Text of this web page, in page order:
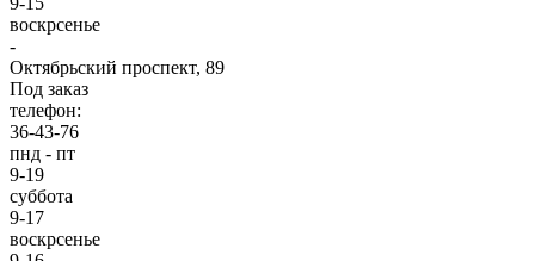
воскрсенье
-
Октябрьский проспект, 89
Под заказ
телефон:
36-43-76
пнд - пт
9-19
суббота
9-17
воскрсенье